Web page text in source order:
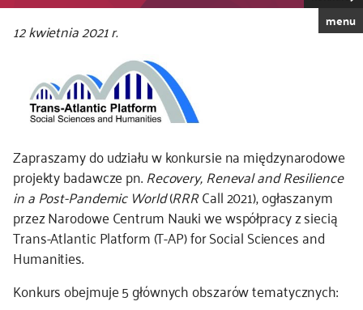
efekty NCN
współpraca międzynarodowa
nagroda NCN
kontakt
menu
12 kwietnia 2021 r.
Zapraszamy do udziału w konkursie na międzynarodowe
projekty badawcze pn.Recovery, Reneval and Resilience
in a Post-Pandemic World(RRRCall 2021), ogłaszanym
przez Narodowe Centrum Nauki we współpracy z siecią
Trans-Atlantic Platform (T-AP) for Social Sciences and
Humanities.
Konkurs obejmuje 5 głównych obszarów tematycznych: